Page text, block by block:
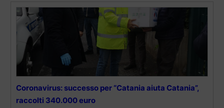
Coronavirus: successo per “Catania aiuta Catania”,
raccolti 340.000 euro